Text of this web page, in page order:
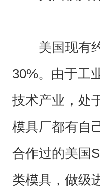
美国现有约
30%。由于工
技术产业，处
模具厂都有自
合作过的美国
类模具，做级